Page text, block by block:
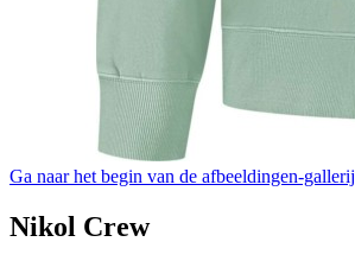
Ga naar het begin van de afbeeldingen-gallerij
Nikol Crew